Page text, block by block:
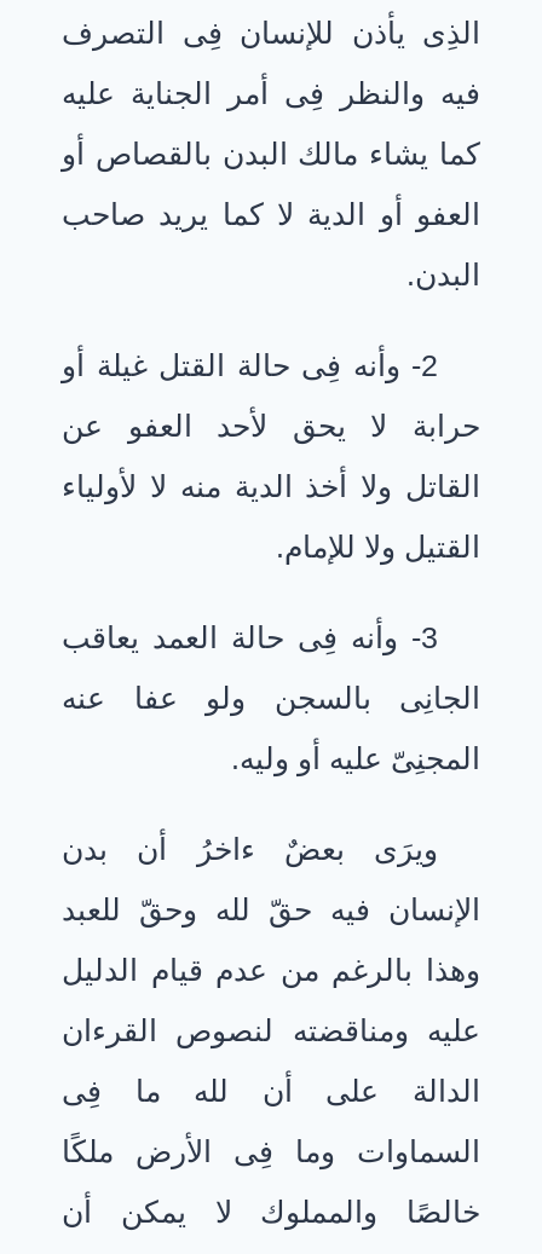
الذِى يأذن للإنسان فِى التصرف
فيه والنظر فِى أمر الجناية عليه
كما يشاء مالك البدن بالقصاص أو
العفو أو الدية لا كما يريد صاحب
البدن.
2- وأنه فِى حالة القتل غيلة أو
حرابة لا يحق لأحد العفو عن
القاتل ولا أخذ الدية منه لا لأولياء
القتيل ولا للإمام.
3- وأنه فِى حالة العمد يعاقب
الجانِى بالسجن ولو عفا عنه
المجنِىّ عليه أو وليه.
ويرَى بعضٌ ءاخرُ أن بدن
الإنسان فيه حقّ لله وحقّ للعبد
وهذا بالرغم من عدم قيام الدليل
عليه ومناقضته لنصوص القرءان
الدالة على أن لله ما فِى
السماوات وما فِى الأرض ملكًا
خالصًا والمملوك لا يمكن أن